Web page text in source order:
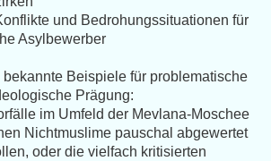
und Bedrohungssituationen für
Asylbewerber
bekannte Beispiele für problematische
Prägung:
im Umfeld der Mevlana-Moschee
Nichtmuslime pauschal abgewertet
oder die vielfach kritisierten